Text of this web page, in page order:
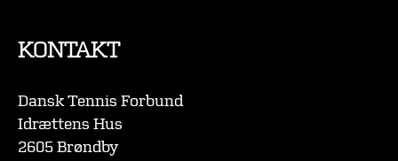
KONTAKT
Dansk Tennis Forbund
Idrættens Hus
2605 Brøndby